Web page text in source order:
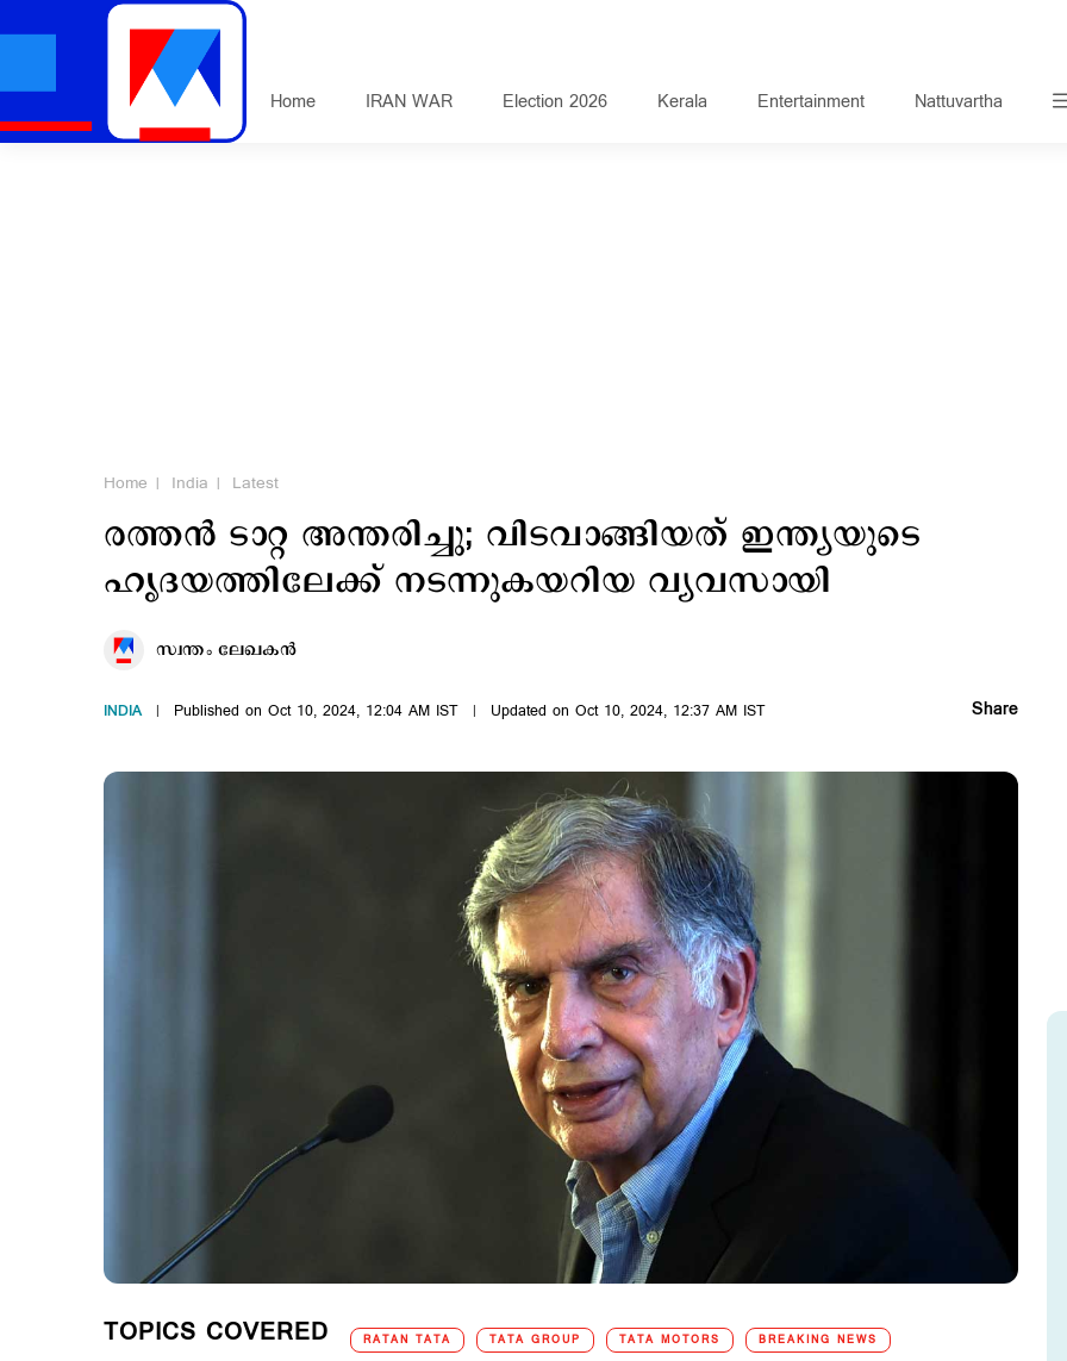
Home IRAN WAR Election 2026 Kerala Entertainment Nattuvartha
Home India Latest
രത്തന്‍ ടാറ്റ അന്തരിച്ചു; വിടവാങ്ങിയത് ഇന്ത്യയുടെ
ഹൃദയത്തിലേക്ക് നടന്നുകയറിയ വ്യവസായി
സ്വന്തം ലേഖകൻ
INDIA Published on Oct 10, 2024, 12:04 AM IST Updated on Oct 10, 2024, 12:37 AM IST Share
TOPICS COVERED RATAN TATA TATA GROUP TATA MOTORS BREAKING NEWS